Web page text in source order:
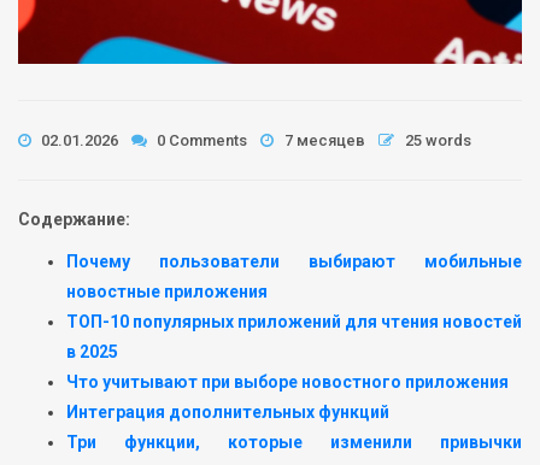
02.01.2026 0 Comments 7 месяцев 25 words
Содержание:
Почему пользователи выбирают мобильные
новостные приложения
ТОП-10 популярных приложений для чтения новостей
в 2025
Что учитывают при выборе новостного приложения
Интеграция дополнительных функций
Три функции, которые изменили привычки